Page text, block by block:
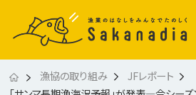
漁協の取り組み
JFレポート